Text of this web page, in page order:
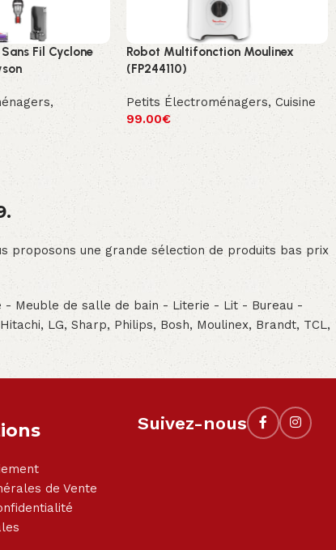
Fil Cyclone
,
Robot Multifonction Moulinex
(FP244110)
Petits Électroménagers,Cuisine
99.00€
proposons une grande sélection de produits bas prix
- Meuble de salle de bain - Literie - Lit - Bureau -
LG, Sharp, Philips, Bosh, Moulinex, Brandt, TCL,
de Vente
Suivez-nous